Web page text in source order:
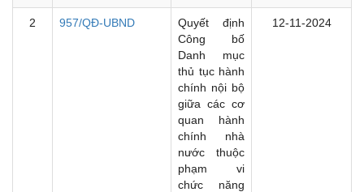
2 957/QĐ-UBND
Quyết định
Công bố
Danh mục
thủ tục hành
chính nội bộ
giữa các cơ
quan hành
chính nhà
nước thuộc
phạm vi
chức năng
12-11-2024